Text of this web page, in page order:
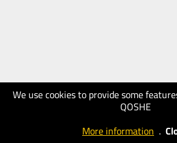
We use cookies to provide some
QOSHE
More information .